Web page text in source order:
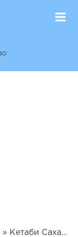
» Кетаби Сахара Роуз – Дхарма. Услышать истинное «я» в большом мире и раскрыть свой безграничный потенциал | 26031